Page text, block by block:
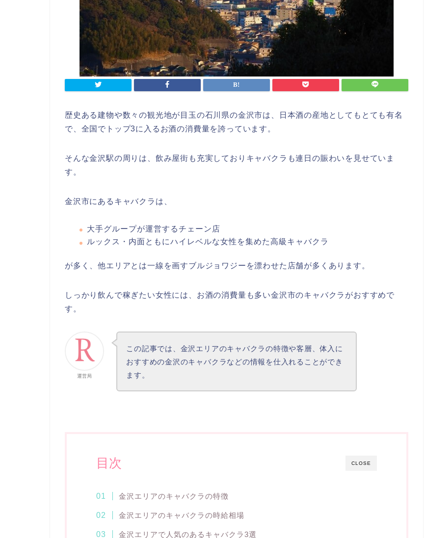
歴史ある建物や数々の観光地が目玉の石川県の金沢市は、日本酒の産地としてもとても有名
で、 全国でトップ3に入るお酒の消費量を誇っています。
そんな金沢駅の周りは、飲み屋街も充実しておりキャバクラも連日の賑わいを見せていま
す。
金沢市にあるキャバクラは、
大手グループが運営するチェーン店
ルックス・内面ともにハイレベルな女性を集めた高級キャバクラ
が多く、他エリアとは一線を画すブルジョワジーを漂わせた店舗が多くあります。
しっかり飲んで稼ぎたい女性には、お酒の消費量も多い金沢市のキャバクラがおすすめで
す。
運営局
この記事では、金沢エリアのキャバクラの特徴や客層、体入に
おすすめの金沢のキャバクラなどの情報を仕入れることができ
ます。
CLOSE
目次
金沢エリアのキャバクラの特徴
金沢エリアのキャバクラの時給相場
金沢エリアで人気のあるキャバクラ3選